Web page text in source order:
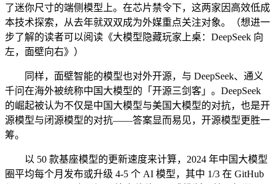
了迷你尺寸的端侧模型上。在芯片禁令下，这两家因高效低成
本技术探索，从去年就双双成为外媒重点关注对象。（想进一
步了解的读者可以阅读《大模型隐藏玩家上桌：DeepSeek 向
左，面壁向右》）
同样，面壁智能的模型也对外开源，与 DeepSeek、通义
千问在海外被统称中国大模型的「开源三剑客」。DeepSeek
的崛起被认为不仅是中国大模型与美国大模型的对抗，也是开
源模型与闭源模型的对抗——答案显而易见，开源模型更胜一
筹。
以 50 款基座模型的更新速度来计算，2024 年中国大模型
圈平均每个月发布或升级 4-5 个 AI 模型，其中 1/3 在 GitHub